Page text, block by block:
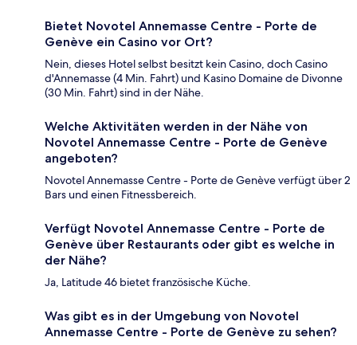
Bietet Novotel Annemasse Centre - Porte de
Genève ein Casino vor Ort?
Nein, dieses Hotel selbst besitzt kein Casino, doch Casino
d'Annemasse (4 Min. Fahrt) und Kasino Domaine de Divonne
(30 Min. Fahrt) sind in der Nähe.
Welche Aktivitäten werden in der Nähe von
Novotel Annemasse Centre - Porte de Genève
angeboten?
Novotel Annemasse Centre - Porte de Genève verfügt über 2
Bars und einen Fitnessbereich.
Verfügt Novotel Annemasse Centre - Porte de
Genève über Restaurants oder gibt es welche in
der Nähe?
Ja, Latitude 46 bietet französische Küche.
Was gibt es in der Umgebung von Novotel
Annemasse Centre - Porte de Genève zu sehen?